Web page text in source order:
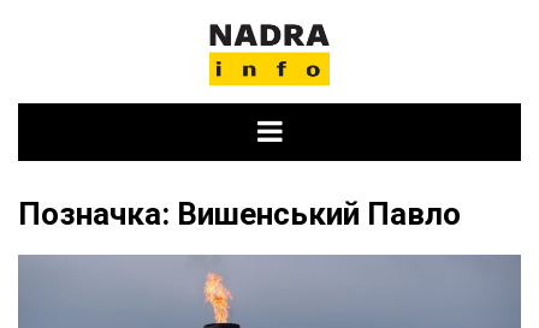
Позначка: Вишенський Павло